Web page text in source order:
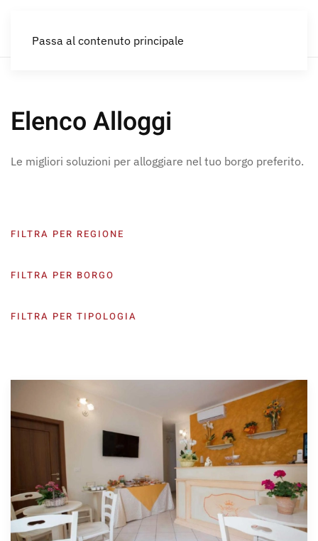
Passa al contenuto principale
Elenco Alloggi
Le migliori soluzioni per alloggiare nel tuo borgo preferito.
FILTRA PER REGIONE
FILTRA PER BORGO
FILTRA PER TIPOLOGIA